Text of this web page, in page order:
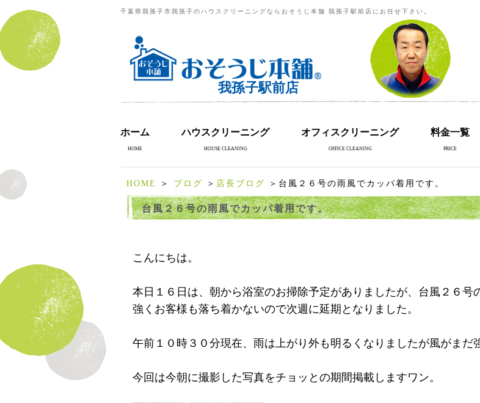
千葉県我孫子市我孫子のハウスクリーニングならおそうじ本舗 我孫子駅前店にお任せ下さい。
我孫子駅前店
ホーム
HOME
ハウスクリーニング
HOUSE CLEANING
オフィスクリーニング
OFFICE CLEANING
料金一覧
PRICE
HOME ＞ ブログ ＞ 店長ブログ ＞台風２６号の雨風でカッパ着用です。
台風２６号の雨風でカッパ着用です。
こんにちは。
本日１６日は、朝から浴室のお掃除予定がありましたが、台風２６号
強くお客様も落ち着かないので次週に延期となりました。
午前１０時３０分現在、雨は上がり外も明るくなりましたが風がまだ
今回は今朝に撮影した写真をチョッとの期間掲載しますワン。